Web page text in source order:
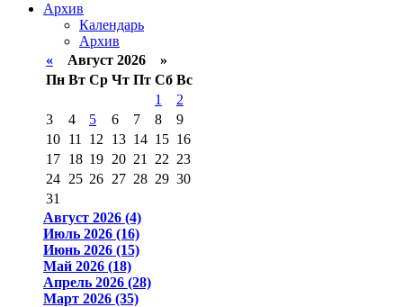
Архив
Календарь
Архив
« Август 2026 »
Пн Вт Ср Чт Пт Сб Вс
1
2
3
4 5 6 7 8
9
10 11 12 13 14 15 16
17 18 19 20 21 22 23
24 25 26 27 28 29 30
31
Август 2026 (4)
Июль 2026 (16)
Июнь 2026 (15)
Май 2026 (18)
Апрель 2026 (28)
Март 2026 (35)